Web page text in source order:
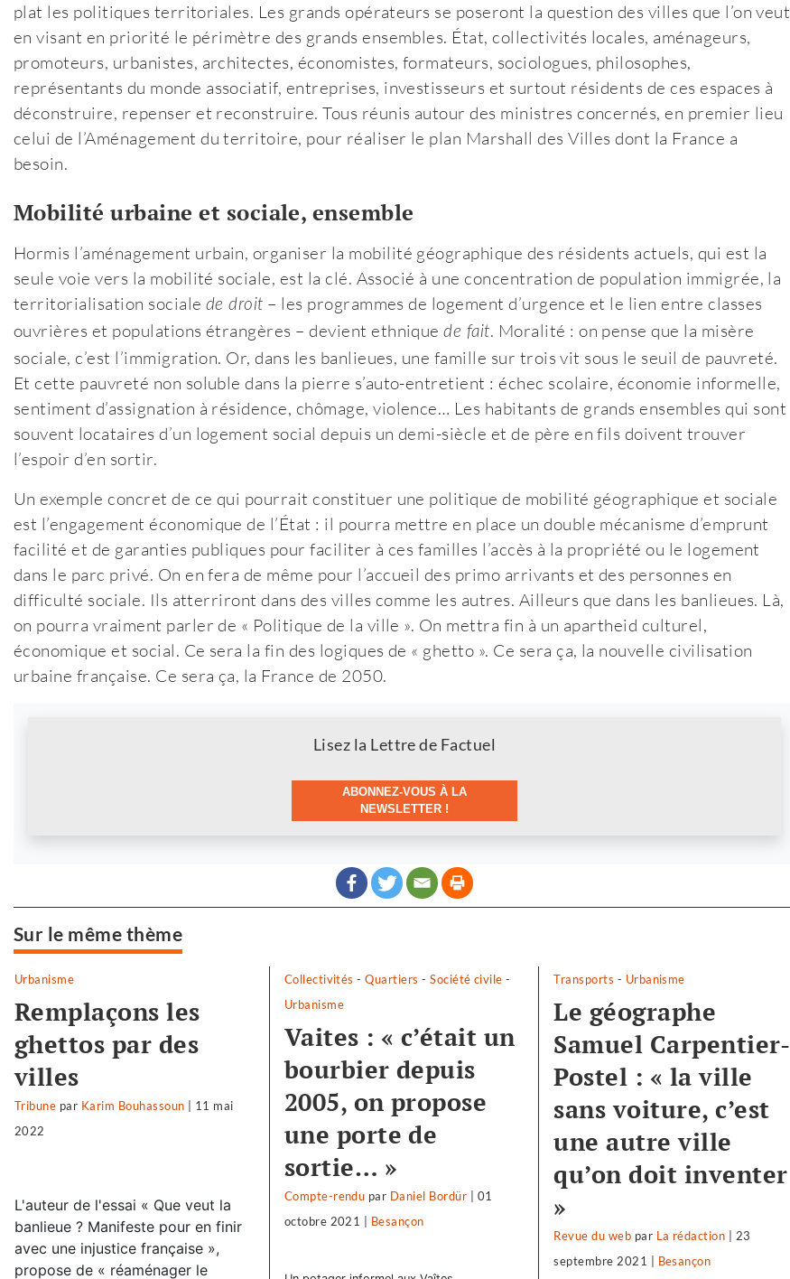
plat les politiques territoriales. Les grands opérateurs se poseront la question des villes que l’on veut
en visant en priorité le périmètre des grands ensembles. État, collectivités locales, aménageurs,
promoteurs, urbanistes, architectes, économistes, formateurs, sociologues, philosophes,
représentants du monde associatif, entreprises, investisseurs et surtout résidents de ces espaces à
déconstruire, repenser et reconstruire. Tous réunis autour des ministres concernés, en premier lieu
celui de l’Aménagement du territoire, pour réaliser le plan Marshall des Villes dont la France a
besoin.
Mobilité urbaine et sociale, ensemble
Hormis l’aménagement urbain, organiser la mobilité géographique des résidents actuels, qui est la
seule voie vers la mobilité sociale, est la clé. Associé à une concentration de population immigrée, la
territorialisation sociale de droit – les programmes de logement d’urgence et le lien entre classes
ouvrières et populations étrangères – devient ethniquede fait. Moralité : on pense que la misère
sociale, c’est l’immigration. Or, dans les banlieues, une famille sur trois vit sous le seuil de pauvreté.
Et cette pauvreté non soluble dans la pierre s’auto-entretient : échec scolaire, économie informelle,
sentiment d’assignation à résidence, chômage, violence… Les habitants de grands ensembles qui sont
souvent locataires d’un logement social depuis un demi-siècle et de père en fils doivent trouver
l’espoir d’en sortir.
Un exemple concret de ce qui pourrait constituer une politique de mobilité géographique et sociale
est l’engagement économique de l’État : il pourra mettre en place un double mécanisme d’emprunt
facilité et de garanties publiques pour faciliter à ces familles l’accès à la propriété ou le logement
dans le parc privé. On en fera de même pour l’accueil des primo arrivants et des personnes en
difficulté sociale. Ils atterriront dans des villes comme les autres. Ailleurs que dans les banlieues. Là,
on pourra vraiment parler de « Politique de la ville ». On mettra fin à un apartheid culturel,
économique et social. Ce sera la fin des logiques de « ghetto ». Ce sera ça, la nouvelle civilisation
urbaine française. Ce sera ça, la France de 2050.
Lisez la Lettre de Factuel
ABONNEZ-VOUS À LA
NEWSLETTER !
Sur le même thème
Urbanisme
Remplaçons les
ghettos par des
villes
Tribune par Karim Bouhassoun
11 mai
2022
L'auteur de l'essai « Que veut la
banlieue ? Manifeste pour en finir
avec une injustice française »,
propose de « réaménager le
Collectivités -Quartiers -Société civile -
Urbanisme
Vaites : « c’était un
bourbier depuis
2005, on propose
une porte de
sortie… »
Compte-rendu par Daniel Bordür
01
octobre 2021
Besançon
Transports - Urbanisme
Le géographe
Samuel Carpentier-
Postel : « la ville
sans voiture, c’est
une autre ville
qu’on doit inventer
»
Revue du web par La rédaction
23
septembre 2021
Besançon